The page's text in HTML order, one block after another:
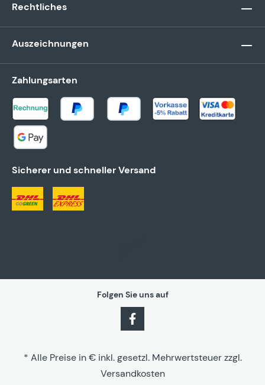
Rechtliches
Auszeichnungen
Zahlungsarten
Sicherer und schneller Versand
Folgen Sie uns auf
* Alle Preise in € inkl. gesetzl. Mehrwertsteuer zzgl.
Versandkosten